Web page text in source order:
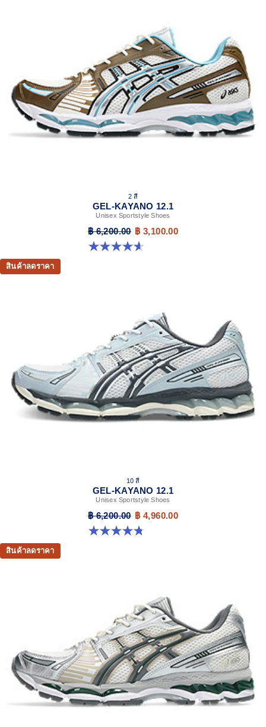
2 สี
GEL-KAYANO 12.1
Unisex Sportstyle Shoes
฿ 6,200.00 ฿ 3,100.00
4.6 จาก 5 ดาว 13 รีวิว
สินค้าลดราคา
10 สี
GEL-KAYANO 12.1
Unisex Sportstyle Shoes
฿ 6,200.00 ฿ 4,960.00
4.8 จาก 5 ดาว 208 รีวิว
สินค้าลดราคา